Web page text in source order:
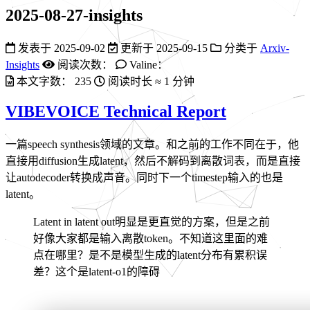
2025-08-27-insights
发表于 2025-09-02 更新于 2025-09-15 分类于 Arxiv-
Insights
阅读次数：
Valine：
本文字数：
235 阅读时长 ≈ 1 分钟
VIBEVOICE Technical Report
一篇speech synthesis领域的文章。和之前的工作不同在于，他
直接用diffusion生成latent，然后不解码到离散词表，而是直接
让autodecoder转换成声音。同时下一个timestep输入的也是
latent。
Latent in latent out明显是更直觉的方案，但是之前
好像大家都是输入离散token。不知道这里面的难
点在哪里？是不是模型生成的latent分布有累积误
差？这个是latent-o1的障碍